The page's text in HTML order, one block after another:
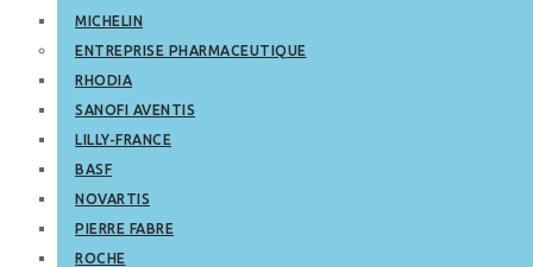
MICHELIN
ENTREPRISE PHARMACEUTIQUE
RHODIA
SANOFI AVENTIS
LILLY-FRANCE
BASF
NOVARTIS
PIERRE FABRE
ROCHE